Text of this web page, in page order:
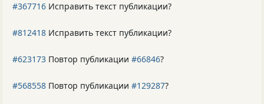
#367716 Исправить текст публикации?
#812418 Исправить текст публикации?
#623173 Повтор публикации #66846?
#568558 Повтор публикации #129287?